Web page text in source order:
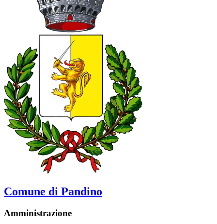
Comune di Pandino
Amministrazione